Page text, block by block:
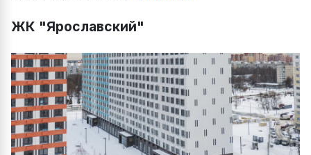
ЖК "Ярославский"